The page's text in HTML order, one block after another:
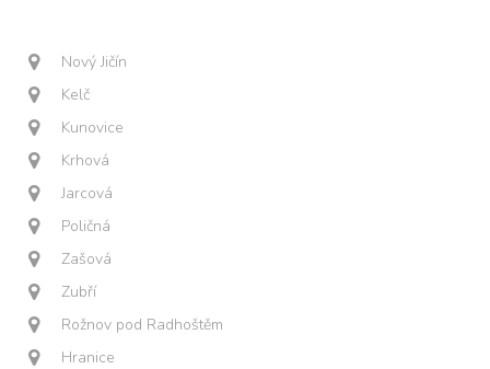
Nový Jičín
Kelč
Kunovice
Krhová
Jarcová
Poličná
Zašová
Zubří
Rožnov pod Radhoštěm
Hranice